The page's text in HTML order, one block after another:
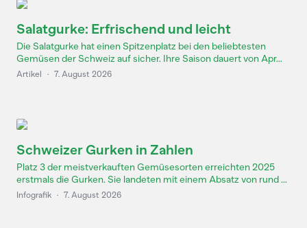
Salatgurke: Erfrischend und leicht
Die Salatgurke hat einen Spitzenplatz bei den beliebtesten
Gemüsen der Schweiz auf sicher. Ihre Saison dauert von Apr...
Artikel · 7. August 2026
Schweizer Gurken in Zahlen
Platz 3 der meistverkauften Gemüsesorten erreichten 2025
erstmals die Gurken. Sie landeten mit einem Absatz von rund ...
Infografik · 7. August 2026